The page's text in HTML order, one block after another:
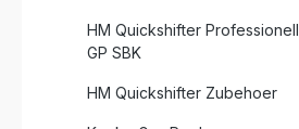
HM Quickshifter Professionell
GP SBK
HM Quickshifter Zubehoer